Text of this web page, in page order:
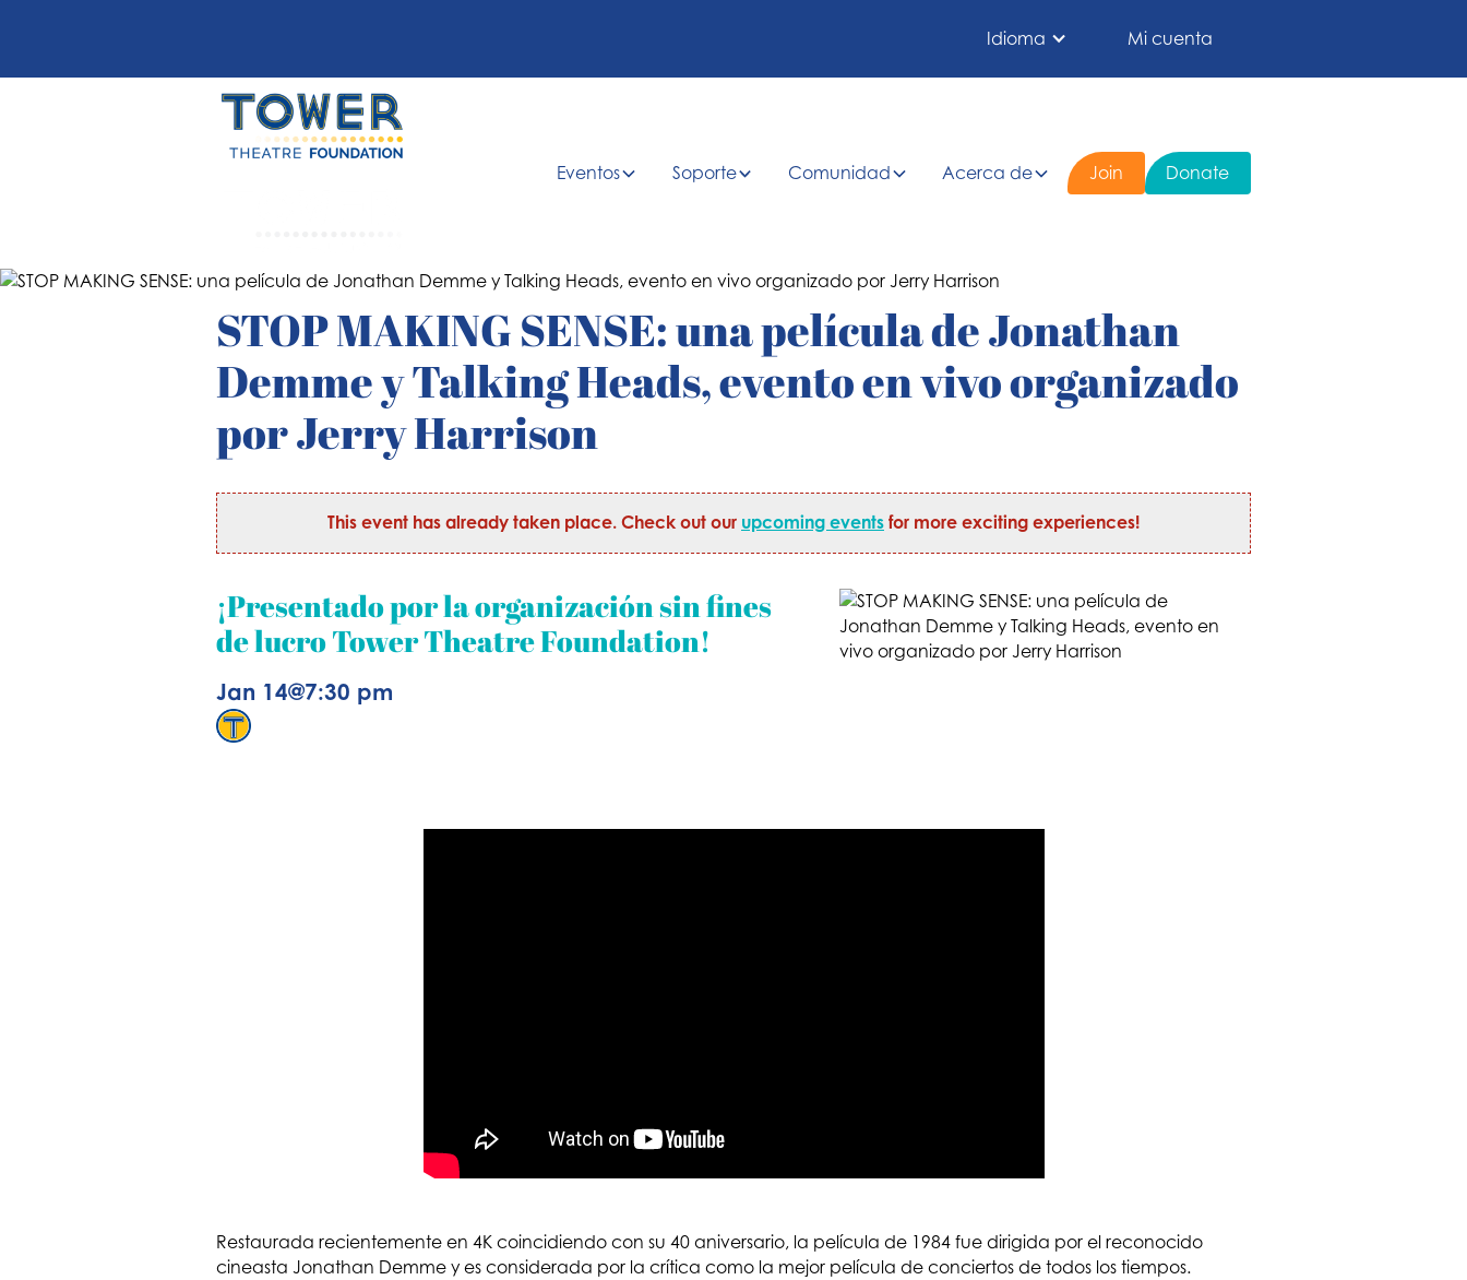
Idioma Mi cuenta
Eventos Soporte Comunidad Acerca de Join Donate
STOP MAKING SENSE: una película de Jonathan
Demme y Talking Heads, evento en vivo organizado
por Jerry Harrison
This event has already taken place. Check out our upcoming events for more exciting experiences!
¡Presentado por la organización sin fines
de lucro Tower Theatre Foundation!
Jan 14@7:30 pm
Restaurada recientemente en 4K coincidiendo con su 40 aniversario, la película de 1984 fue dirigida por el reconocido
cineasta Jonathan Demme y es considerada por la crítica como la mejor película de conciertos de todos los tiempos.